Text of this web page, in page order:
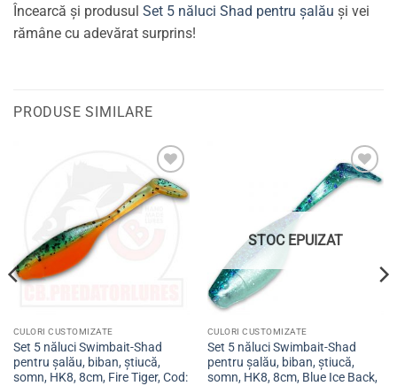
Încearcă și produsul Set 5 năluci Shad pentru șalău și vei
rămâne cu adevărat surprins!
PRODUSE SIMILARE
Adaugă
la
favorite
CULORI CUSTOMIZATE
Set 5 năluci Swimbait-Shad
pentru șalău, biban, știucă,
somn, HK8, 8cm, Fire Tiger, Cod:
Adaugă
STOC EPUIZAT
CULORI CUSTOMIZATE
Set 5 năluci Swimbait-Shad
pentru șalău, biban, știucă,
somn, HK8, 8cm, Blue Ice Back,